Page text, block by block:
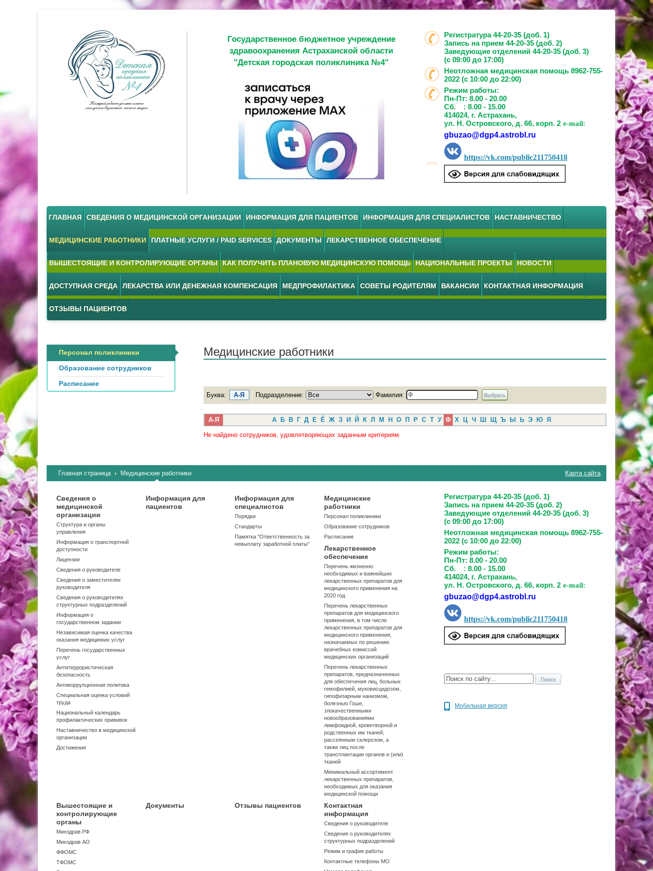
Регистратура 44-20-35 (доб. 1)
Запись на прием 44-20-35 (доб. 2)
Заведующие отделений 44-20-35 (доб. 3)
(с 09:00 до 17:00)
Неотложная медицинская помощь 8962-755-
2022 (с 10:00 до 22:00)
Режим работы:
Пн-Пт: 8.00 - 20.00
Сб. : 8.00 - 15.00
414024, г. Астрахань,
ул. Н. Островского, д. 66, корп. 2 e-mail:
gbuzao@dgp4.astrobl.ru
https://vk.com/public211750418
Государственное бюджетное учреждение
здравоохранения Астраханской области
"Детская городская поликлиника №4"
ГЛАВНАЯ СВЕДЕНИЯ О МЕДИЦИНСКОЙ ОРГАНИЗАЦИИ ИНФОРМАЦИЯ ДЛЯ ПАЦИЕНТОВ ИНФОРМАЦИЯ ДЛЯ СПЕЦИАЛИСТОВ НАСТАВНИЧЕСТВО
МЕДИЦИНСКИЕ РАБОТНИКИ ПЛАТНЫЕ УСЛУГИ / PAID SERVICES ДОКУМЕНТЫ ЛЕКАРСТВЕННОЕ ОБЕСПЕЧЕНИЕ
ВЫШЕСТОЯЩИЕ И КОНТРОЛИРУЮЩИЕ ОРГАНЫ КАК ПОЛУЧИТЬ ПЛАНОВУЮ МЕДИЦИНСКУЮ ПОМОЩЬ НАЦИОНАЛЬНЫЕ ПРОЕКТЫ НОВОСТИ
ДОСТУПНАЯ СРЕДА ЛЕКАРСТВА ИЛИ ДЕНЕЖНАЯ КОМПЕНСАЦИЯ МЕДПРОФИЛАКТИКА СОВЕТЫ РОДИТЕЛЯМ ВАКАНСИИ КОНТАКТНАЯ ИНФОРМАЦИЯ
ОТЗЫВЫ ПАЦИЕНТОВ
Персонал поликлиники
Образование сотрудников
Расписание
Медицинские работники
Буква: А-Я Подразделение: Фамилия:
А-Я А Б В Г Д Е Ё Ж З И Й К Л М Н О П Р С Т У Ф Х Ц Ч Ш Щ Ъ Ы Ь Э Ю Я
Не найдено сотрудников, удовлетворяющих заданным критериям.
Главная страница Медицинские работники Карта сайта
Регистратура 44-20-35 (доб. 1)
Запись на прием 44-20-35 (доб. 2)
Заведующие отделений 44-20-35 (доб. 3)
(с 09:00 до 17:00)
Неотложная медицинская помощь 8962-755-
2022 (с 10:00 до 22:00)
Режим работы:
Пн-Пт: 8.00 - 20.00
Сб. : 8.00 - 15.00
414024, г. Астрахань,
ул. Н. Островского, д. 66, корп. 2 e-mail:
gbuzao@dgp4.astrobl.ru
https://vk.com/public211750418
Мобильная версия
Сведения о
медицинской
организации
Структура и органы
управления
Информация о транспортной
доступности
Лицензии
Сведения о руководителе
Сведения о заместителях
руководителя
Сведения о руководителях
структурных подразделений
Информация о
государственном задании
Независимая оценка качества
оказания медицинких услуг
Перечень государственных
услуг
Антитеррористическая
безопасность
Антикоррупционная политика
Специальная оценка условий
труда
Национальный календарь
профилактических прививок
Наставничество в медицинской
организации
Достижения
Информация для
пациентов
Информация для
специалистов
Порядки
Стандарты
Памятка "Ответственность за
невыплату заработной платы"
Медицинские
работники
Персонал поликлиники
Образование сотрудников
Расписание
Лекарственное
обеспечение
Перечень жизненно
необходимых и важнейших
лекарственных препаратов для
медицинского применения на
2020 год
Перечень лекарственных
препаратов для медицинского
применения, в том числе
лекарственных препаратов для
медицинского применения,
назначаемых по решению
врачебных комиссий
медицинских организаций
Перечень лекарственных
препаратов, предназначенных
для обеспечения лиц, больных
гемофилией, муковисцидозом,
гипофизарным нанизмом,
болезнью Гоше,
злокачественными
новообразованиями
лимфоидной, кроветворной и
родственных им тканей,
рассеянным склерозом, а
также лиц после
трансплантации органов и (или)
тканей
Минимальный ассортимент
лекарственных препаратов,
необходимых для оказания
медицинской помощи
Вышестоящие и
контролирующие
органы
Минздрав РФ
Минздрав АО
ФФОМС
ТФОМС
Документы Отзывы пациентов
Контактная
информация
Сведения о руководителе
Сведения о руководителях
структурных подразделений
Режим и график работы
Контактные телефоны МО